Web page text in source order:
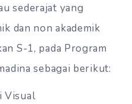
sederajat yang
dan non akademik
S-1, pada Program
sebagai berikut:
Visual